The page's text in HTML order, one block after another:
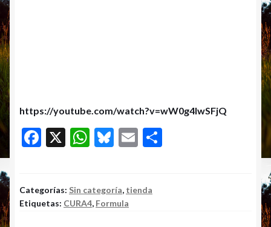
https://youtube.com/watch?v=wW0g4IwSFjQ
F
b
o
X
W
s
A
Bl
k
y
E
l
Categorías: Sin categoría, tienda
Etiquetas: CURA4, Formula